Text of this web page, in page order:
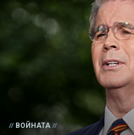
ВОЙНАТА